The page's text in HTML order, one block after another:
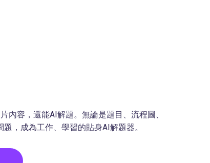
內容，還能AI解題。無論是題目、流程圖、
，成為工作、學習的貼身AI解題器。